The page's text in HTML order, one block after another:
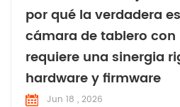
por qué la verdadera
cámara de tablero con
requiere una sinergia
hardware y firmware
Jun 18 , 2026